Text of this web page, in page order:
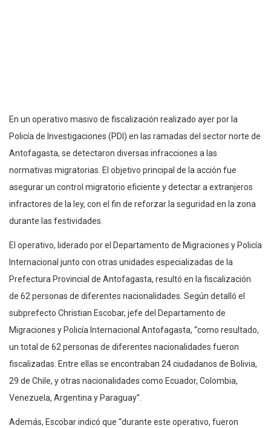
En un operativo masivo de fiscalización realizado ayer por la
Policía de Investigaciones (PDI) en las ramadas del sector norte de
Antofagasta, se detectaron diversas infracciones a las
normativas migratorias. El objetivo principal de la acción fue
asegurar un control migratorio eficiente y detectar a extranjeros
infractores de la ley, con el fin de reforzar la seguridad en la zona
durante las festividades.
El operativo, liderado por el Departamento de Migraciones y Policía
Internacional junto con otras unidades especializadas de la
Prefectura Provincial de Antofagasta, resultó en la fiscalización
de 62 personas de diferentes nacionalidades. Según detalló el
subprefecto Christian Escobar, jefe del Departamento de
Migraciones y Policía Internacional Antofagasta, “como resultado,
un total de 62 personas de diferentes nacionalidades fueron
fiscalizadas. Entre ellas se encontraban 24 ciudadanos de Bolivia,
29 de Chile, y otras nacionalidades como Ecuador, Colombia,
Venezuela, Argentina y Paraguay”.
Además, Escobar indicó que “durante este operativo, fueron